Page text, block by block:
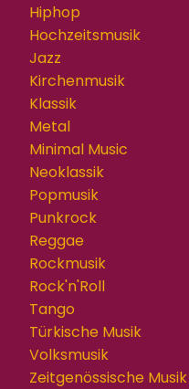
Hiphop
Hochzeitsmusik
Jazz
Kirchenmusik
Klassik
Metal
Minimal Music
Neoklassik
Popmusik
Punkrock
Reggae
Rockmusik
Rock'n'Roll
Tango
Türkische Musik
Volksmusik
Zeitgenössische Musik